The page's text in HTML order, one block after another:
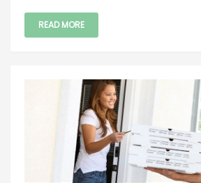
READ MORE